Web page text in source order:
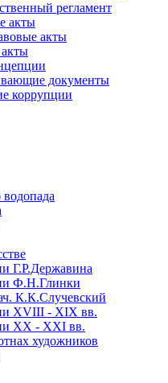
регламент
акты
акты
документы
коррупции
Г.Р.Державина
Ф.Н.Глинки
К.К.Случевский
XVIII - XIX вв.
XX - XXI вв.
художников